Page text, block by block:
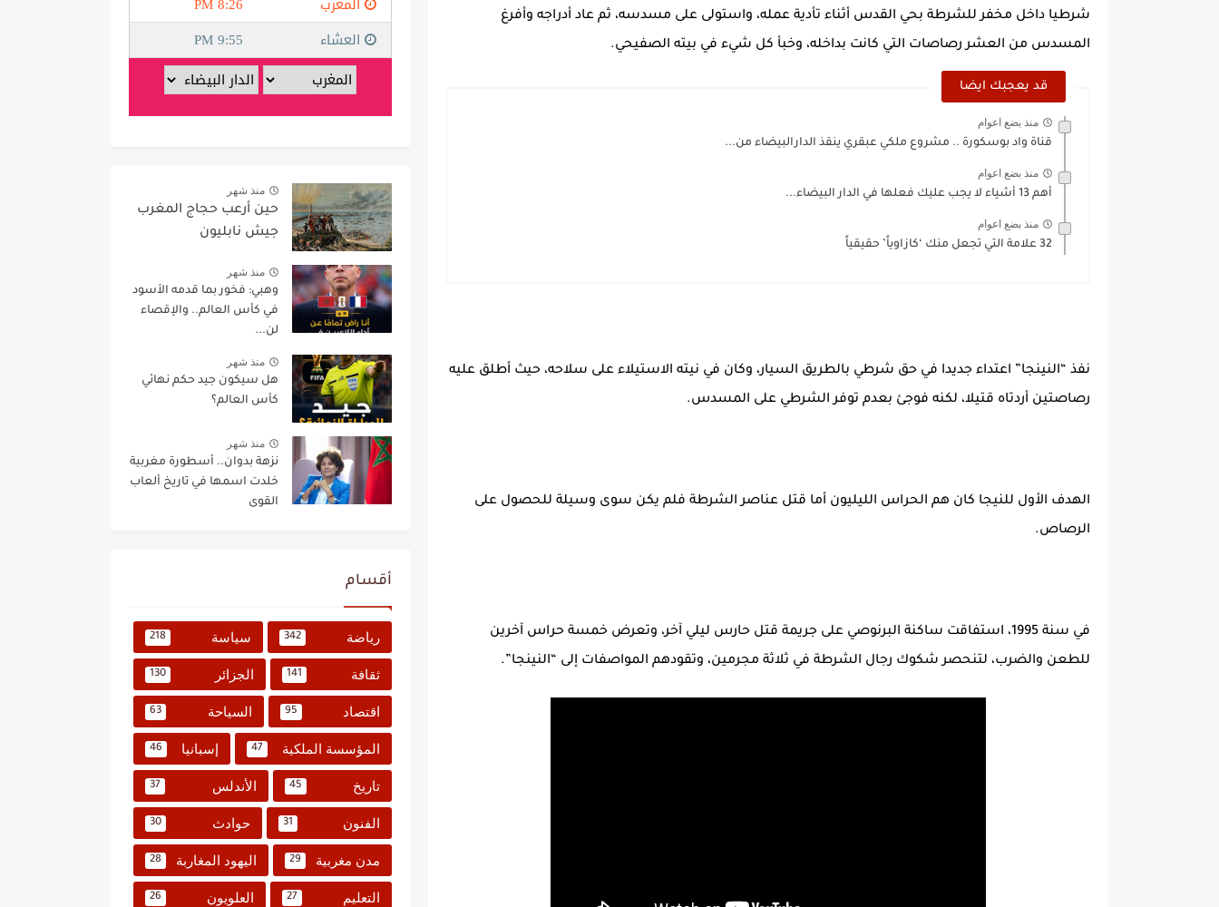
شرطيا داخل مخفر للشرطة بحي القدس أثناء تأدية عمله، واستولى على مسدسه، ثم عاد أدراجه وأفرغ
المسدس من العشر رصاصات التي كانت بداخله، وخبأ كل شيء في بيته الصفيحي.
قد يعجبك ايضا
منذ بضع اعوام
قناة واد بوسكورة .. مشروع ملكي عبقري ينقذ الدارالبيضاء من...
منذ بضع اعوام
أهم 13 أشياء لا يجب عليك فعلها في الدار البيضاء...
منذ بضع اعوام
32 علامة التي تجعل منك ‘كازاوياً’ حقيقياً
نفذ “النينجا” اعتداء جديدا في حق شرطي بالطريق السيار، وكان في نيته الاستيلاء على سلاحه، حيث أطلق عليه
رصاصتين أردتاه قتيلا، لكنه فوجئ بعدم توفر الشرطي على المسدس.
الهدف الأول للنيجا كان هم الحراس الليليون أما قتل عناصر الشرطة فلم يكن سوى وسيلة للحصول على
الرصاص.
في سنة 1995، استفاقت ساكنة البرنوصي على جريمة قتل حارس ليلي آخر، وتعرض خمسة حراس آخرين
للطعن والضرب، لتنحصر شكوك رجال الشرطة في ثلاثة مجرمين، وتقودهم المواصفات إلى “النينجا”.
منذ شهر
حين أرعب حجاج المغرب
جيش نابليون
منذ شهر
وهبي: فخور بما قدمه الأسود
في كأس العالم.. والإقصاء
لن...
منذ شهر
هل سيكون جيد حكم نهائي
كأس العالم؟
منذ شهر
نزهة بدوان.. أسطورة مغربية
خلدت اسمها في تاريخ ألعاب
القوى
أقسام
رياضة 342 سياسة 218
ثقافة 141 الجزائر 130
اقتصاد 95 السياحة 63
المؤسسة الملكية 47 إسبانيا 46
تاريخ 45 الأندلس 37
الفنون 31 حوادث 30
مدن مغربية 29 اليهود المغاربة 28
التعليم 27 العلويون 26